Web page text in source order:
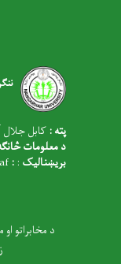
پته : کابل جلال
د معلومات
بریښنالیک :
:
د مخابراتو